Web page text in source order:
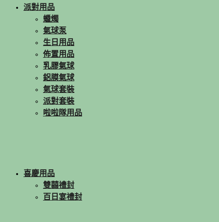
派對用品
蠟燭
氣球泵
生日用品
佈置用品
乳膠氣球
鋁膜氣球
氣球套裝
派對套裝
啦啦隊用品
喜慶用品
雙囍禮封
百日宴禮封